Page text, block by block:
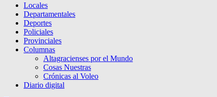
Locales
Departamentales
Deportes
Policiales
Provinciales
Columnas
Altagracienses por el Mundo
Cosas Nuestras
Crónicas al Voleo
Diario digital